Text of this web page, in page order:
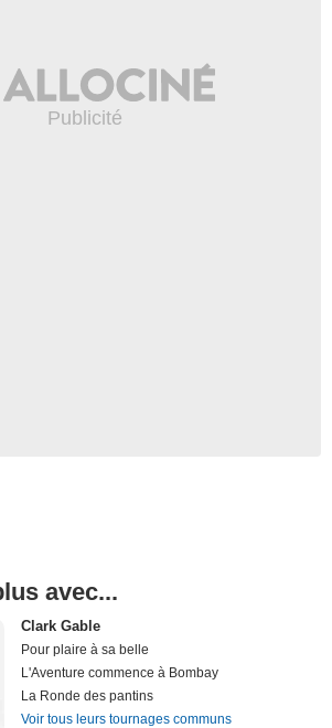
avec...
Clark Gable
Pour plaire à sa belle
L'Aventure commence à Bombay
La Ronde des pantins
Voir tous leurs tournages communs